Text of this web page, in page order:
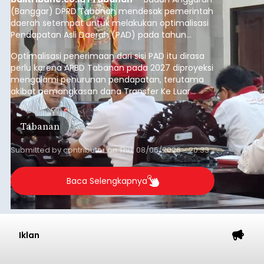
(Banggar) DPRD Tabanan mendesak pemerintah
daerah setempat untuk melakukan optimalisasi
Pendapatan Asli Daerah (PAD) pada tahun
anggaran 2027.
Optimalisasi penerimaan dari sisi PAD itu dirasa
perlu karena APBD Tabanan pada 2027 diproyeksi
mengalami penurunan pendapatan, terutama
akibat pemangkasan dana Transfer Ke Luar
Daerah (TKD) dari pemerintah pusat.
Tabanan
Submitted bycontributoronThu, 08/06/2026 - 20:33
Baca Selengkapnya
Iklan